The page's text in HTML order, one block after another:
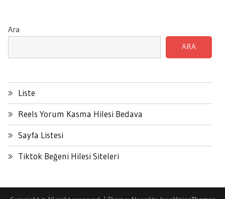
Ara
ARA
Liste
Reels Yorum Kasma Hilesi Bedava
Sayfa Listesi
Tiktok Beğeni Hilesi Siteleri